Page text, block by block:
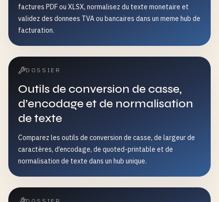
factures PDF ou XLSX, normalisez du texte monetaire et
validez des donnees TVA ou bancaires dans un meme hub de
facturation.
DOSSIER
Outils de conversion de casse,
d’encodage et de normalisation
de texte
Comparez les outils de conversion de casse, de largeur de
caractères, d’encodage, de quoted-printable et de
normalisation de texte dans un hub unique.